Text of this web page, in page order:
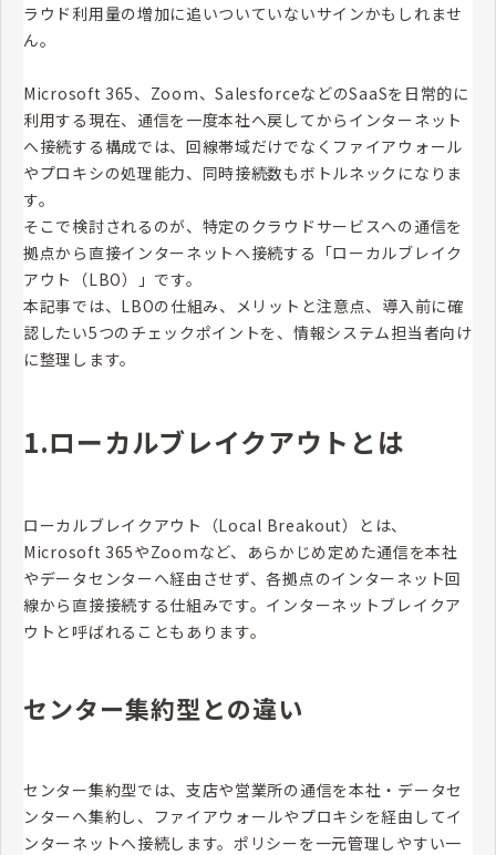
ラウド利用量の増加に追いついていないサインかもしれませ
ん。
Microsoft 365、Zoom、SalesforceなどのSaaSを日常的に
利用する現在、通信を一度本社へ戻してからインターネット
へ接続する構成では、回線帯域だけでなくファイアウォール
やプロキシの処理能力、同時接続数もボトルネックになりま
す。
そこで検討されるのが、特定のクラウドサービスへの通信を
拠点から直接インターネットへ接続する「ローカルブレイク
アウト（LBO）」です。
本記事では、LBOの仕組み、メリットと注意点、導入前に確
認したい5つのチェックポイントを、情報システム担当者向け
に整理します。
1.ローカルブレイクアウトとは
ローカルブレイクアウト（Local Breakout）とは、
Microsoft 365やZoomなど、あらかじめ定めた通信を本社
やデータセンターへ経由させず、各拠点のインターネット回
線から直接接続する仕組みです。インターネットブレイクア
ウトと呼ばれることもあります。
センター集約型との違い
センター集約型では、支店や営業所の通信を本社・データセ
ンターへ集約し、ファイアウォールやプロキシを経由してイ
ンターネットへ接続します。ポリシーを一元管理しやすい一